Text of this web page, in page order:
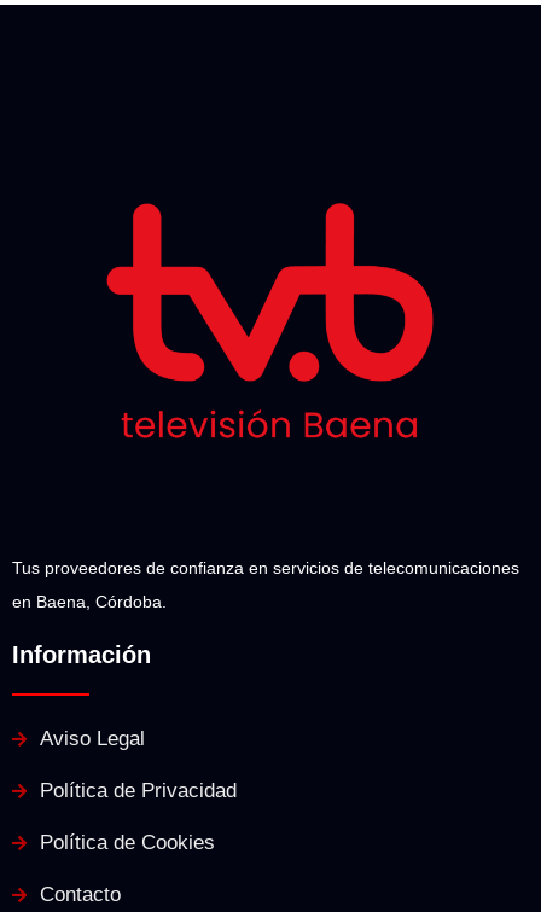
Tus proveedores de confianza en servicios de telecomunicaciones
en Baena, Córdoba.
Información
Aviso Legal
Política de Privacidad
Política de Cookies
Contacto